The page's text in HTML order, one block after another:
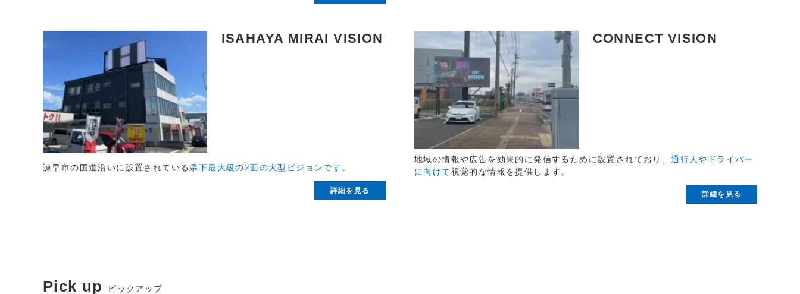
ISAHAYA MIRAI VISION
諫早市の国道沿いに設置されている 県下最大級の2面の大型ビジョンです。
詳細を見る
CONNECT VISION
地域の情報や広告を効果的に発信するために設置されており、通行人やドライバー
に向けて視覚的な情報を提供します。
詳細を見る
Pick up ピックアップ